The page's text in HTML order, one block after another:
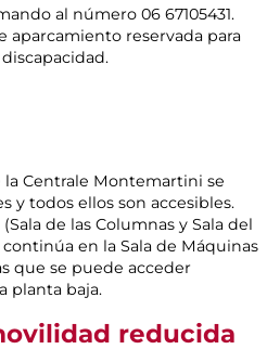
al número 06 67105431.
aparcamiento reservada para
la Centrale Montemartini se
y todos ellos son accesibles.
de las Columnas y Sala del
en la Sala de Máquinas
que se puede acceder
planta baja.
reducida